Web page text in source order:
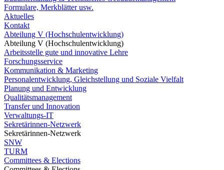
Formulare, Merkblätter usw.
Aktuelles
Kontakt
Abteilung V (Hochschulentwicklung)
Abteilung V (Hochschulentwicklung)
Arbeitsstelle gute und innovative Lehre
Forschungsservice
Kommunikation & Marketing
Personalentwicklung, Gleichstellung und Soziale Vielfalt
Planung und Entwicklung
Qualitätsmanagement
Transfer und Innovation
Verwaltungs-IT
Sekretärinnen-Netzwerk
Sekretärinnen-Netzwerk
SNW
TURM
Committees & Elections